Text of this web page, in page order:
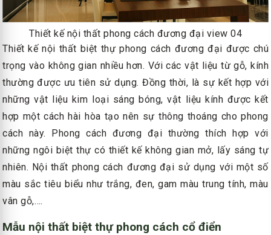
Thiết kế nội thất phong cách đương đại view 04
Thiết kế nội thất biệt thự phong cách đương đại được chú
trọng vào không gian nhiều hơn. Với các vật liệu từ gỗ, kính
thường được ưu tiên sử dụng. Đồng thời, là sự kết hợp với
những vật liệu kim loại sáng bóng, vật liệu kính được kết
hợp một cách hài hòa tạo nên sự thông thoáng cho phong
cách này. Phong cách đương đại thường thích hợp với
những ngôi biệt thự có thiết kế không gian mở, lấy sáng tự
nhiên. Nội thất phong cách đương đại sử dụng với một số
màu sắc tiêu biểu như trắng, đen, gam màu trung tính, màu
vân gỗ,….
Mẫu nội thất biệt thự phong cách cổ điển